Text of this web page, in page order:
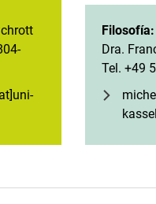
Filosofía:
Dra.
Tel. +49